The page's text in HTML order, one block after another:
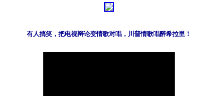
有人搞笑，把电视辩论变情歌对唱，川普情歌唱醉希拉里！